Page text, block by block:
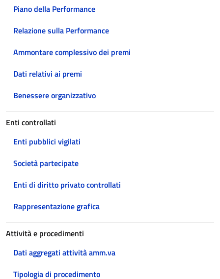
Piano della Performance
Relazione sulla Performance
Ammontare complessivo dei premi
Dati relativi ai premi
Benessere organizzativo
Enti controllati
Enti pubblici vigilati
Società partecipate
Enti di diritto privato controllati
Rappresentazione grafica
Attività e procedimenti
Dati aggregati attività amm.va
Tipologia di procedimento